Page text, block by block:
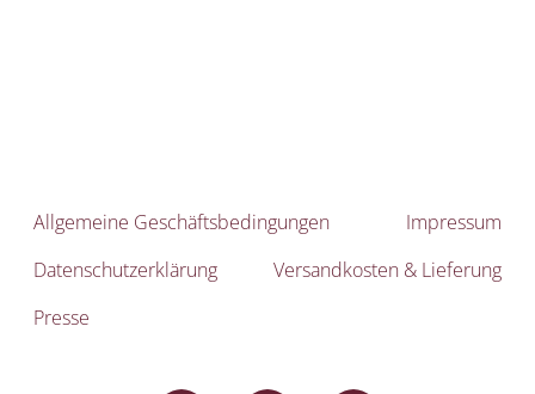
Allgemeine Geschäftsbedingungen
Impressum
Datenschutzerklärung
Versandkosten & Lieferung
Presse